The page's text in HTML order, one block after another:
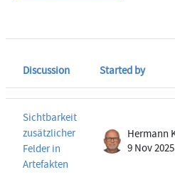
Status
Discussion Started by
Sichtbarkeit
zusätzlicher
Felder in
Artefakten
9 Nov 2025